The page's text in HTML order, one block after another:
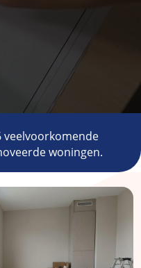
veelvoorkomende
woningen.